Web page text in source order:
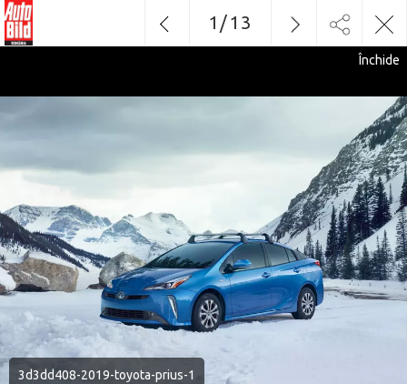
3d3dd408-2019-toyota-prius-1
Închide
1 /13